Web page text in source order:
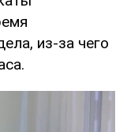
из-за чего